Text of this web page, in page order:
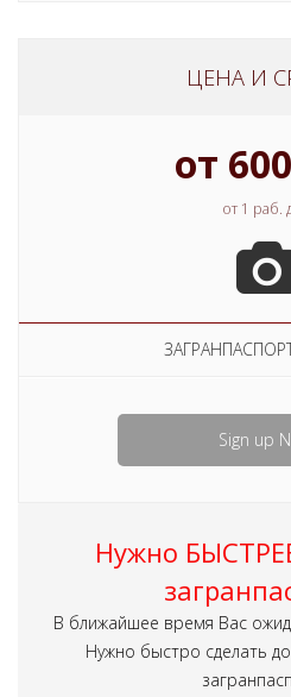
ЦЕНА И
от
от 1 раб.
Sign up
Нужно
В ближайшее время Вас
Нужно быстро сделать